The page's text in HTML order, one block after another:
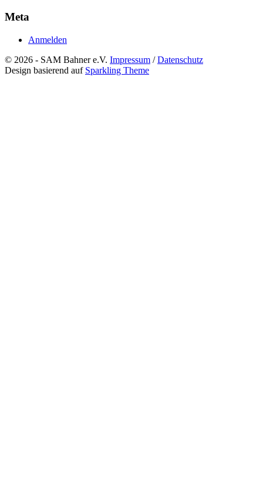
Meta
Anmelden
© 2026 - SAM Bahner e.V. Impressum /Datenschutz
Design basierend auf Sparkling Theme